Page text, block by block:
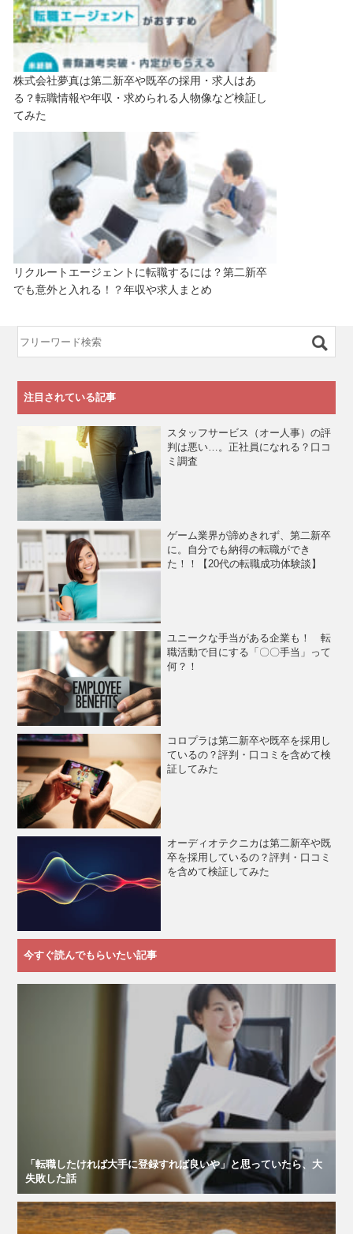
株式会社夢真は第二新卒や既卒の採用・求人はあ
る？転職情報や年収・求められる人物像など検証し
てみた
リクルートエージェントに転職するには？第二新卒
でも意外と入れる！？年収や求人まとめ
注目されている記事
スタッフサービス（オー人事）の評
判は悪い…。正社員になれる？口コ
ミ調査
ゲーム業界が諦めきれず、第二新卒
に。自分でも納得の転職ができ
た！！【20代の転職成功体験談】
ユニークな手当がある企業も！ 転
職活動で目にする「〇〇手当」って
何？！
コロプラは第二新卒や既卒を採用し
ているの？評判・口コミを含めて検
証してみた
オーディオテクニカは第二新卒や既
卒を採用しているの？評判・口コミ
を含めて検証してみた
今すぐ読んでもらいたい記事
「転職したければ大手に登録すれば良いや」と思っていたら、大
失敗した話